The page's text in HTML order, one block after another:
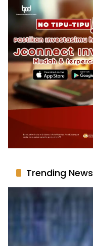
Trending News